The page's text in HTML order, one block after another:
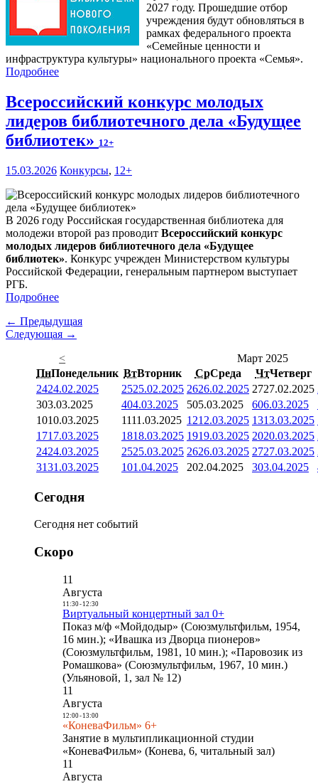
2027 году. Прошедшие отбор
учреждения будут обновляться в
рамках федерального проекта
«Семейные ценности и
инфраструктура культуры» национального проекта «Семья».
Подробнее
Всероссийский конкурс молодых
лидеров библиотечного дела «Будущее
библиотек» 12+
15.03.2026 Конкурсы, 12+
В 2026 году Российская государственная библиотека для
молодежи второй раз проводит Всероссийский конкурс
молодых лидеров библиотечного дела «Будущее
библиотек». Конкурс учрежден Министерством культуры
Российской Федерации, генеральным партнером выступает
РГБ.
Подробнее
← Предыдущая
Следующая →
<
Март 2025
ПнПонедельник ВтВторник СрСреда ЧтЧетверг
2424.02.2025 2525.02.2025 2626.02.2025 2727.02.2025
303.03.2025 404.03.2025 505.03.2025 606.03.2025
1010.03.2025 1111.03.2025 1212.03.2025 1313.03.2025
1717.03.2025 1818.03.2025 1919.03.2025 2020.03.2025
2424.03.2025 2525.03.2025 2626.03.2025 2727.03.2025
3131.03.2025 101.04.2025 202.04.2025 303.04.2025
Сегодня
Сегодня нет событий
Скоро
11
Августа
11:30- 12:30
Виртуальный концертный зал 0+
Показ м/ф «Мойдодыр» (Союзмультфильм, 1954,
16 мин.); «Ивашка из Дворца пионеров»
(Союзмультфильм, 1981, 10 мин.); «Паровозик из
Ромашкова» (Союзмультфильм, 1967, 10 мин.)
(Ульяновой, 1, зал № 12)
11
Августа
12:00- 13:00
«КоневаФильм» 6+
Занятие в мультипликационной студии
«КоневаФильм» (Конева, 6, читальный зал)
11
Августа